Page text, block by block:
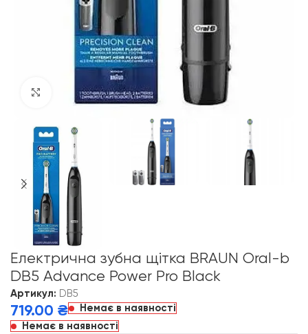
Click to enlarge
Електрична зубна щітка BRAUN Oral-b
DB5 Advance Power Pro Black
Артикул: DB5
719.00 ₴
Немає в наявності
Немає в наявності